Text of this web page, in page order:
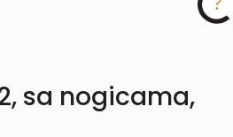
sa nogicama,